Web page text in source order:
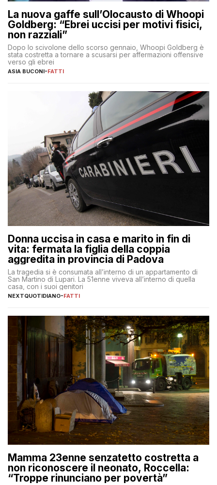
La nuova gaffe sull’Olocausto di Whoopi
Goldberg: “Ebrei uccisi per motivi fisici,
non razziali”
Dopo lo scivolone dello scorso gennaio, Whoopi Goldberg è
stata costretta a tornare a scusarsi per affermazioni offensive
verso gli ebrei
ASIA BUCONI-FATTI
Donna uccisa in casa e marito in fin di
vita: fermata la figlia della coppia
aggredita in provincia di Padova
La tragedia si è consumata all’interno di un appartamento di
San Martino di Lupari. La 51enne viveva all’interno di quella
casa, con i suoi genitori
NEXTQUOTIDIANO-FATTI
Mamma 23enne senzatetto costretta a
non riconoscere il neonato, Roccella:
“Troppe rinunciano per povertà”